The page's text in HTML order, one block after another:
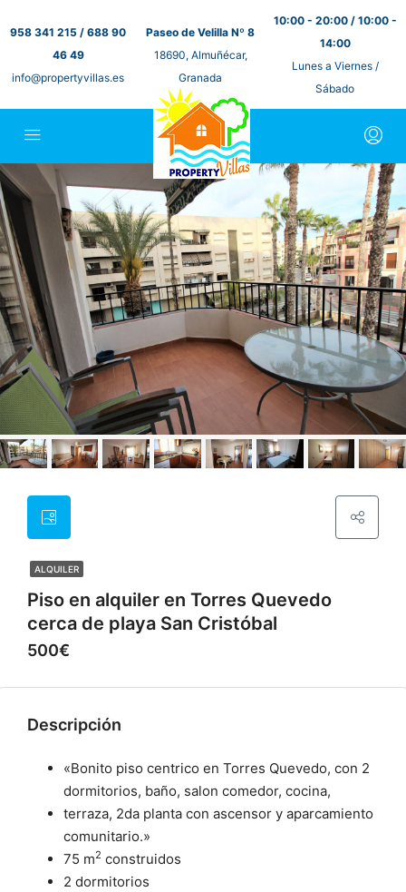
958 341 215 / 688 90
46 49
info@propertyvillas.es
Paseo de Velilla Nº 8
18690, Almuñécar,
Granada
10:00 - 20:00 / 10:00 -
14:00
Lunes a Viernes /
Sábado
ALQUILER
Piso en alquiler en Torres Quevedo
cerca de playa San Cristóbal
500€
Descripción
«Bonito piso centrico en Torres Quevedo, con 2
dormitorios, baño, salon comedor, cocina,
terraza, 2da planta con ascensor y aparcamiento
comunitario.»
75 m2 construidos
2 dormitorios